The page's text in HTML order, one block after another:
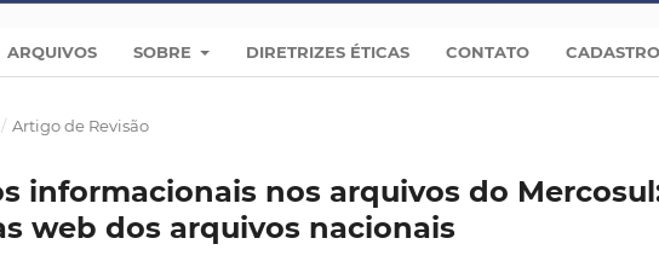
ARQUIVOS SOBRE DIRETRIZES ÉTICAS CONTATO
/ Artigo de Revisão
informacionais nos arquivos do
web dos arquivos nacionais